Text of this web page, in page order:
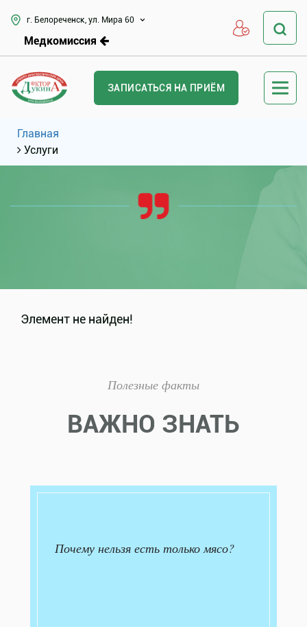
г. Белореченск, ул. Мира 60
Медкомиссия
ЗАПИСАТЬСЯ НА ПРИЁМ
Главная
Услуги
Элемент не найден!
Полезные факты
ВАЖНО ЗНАТЬ
Почему нельзя есть только мясо?